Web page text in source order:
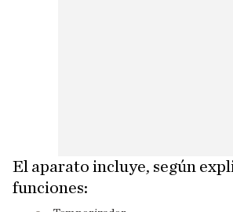
El aparato incluye, según
funciones: